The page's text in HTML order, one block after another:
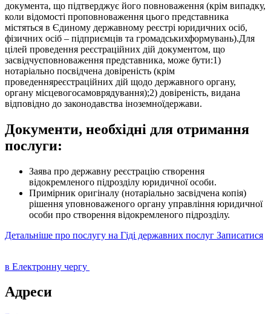
документа, що підтверджує його повноваження (крім випадку,
коли відомості проповноваження цього представника
містяться в Єдиному державному реєстрі юридичних осіб,
фізичних осіб – підприємців та громадськихформувань).Для
цілей проведення реєстраційних дій документом, що
засвідчуєповноваження представника, може бути:1)
нотаріально посвідчена довіреність (крім
проведенняреєстраційних дій щодо державного органу,
органу місцевогосамоврядування);2) довіреність, видана
відповідно до законодавства іноземноїдержави.
Документи, необхідні для отримання
послуги:
Заява про державну реєстрацію створення
відокремленого підрозділу юридичної особи.
Примірник оригіналу (нотаріально засвідчена копія)
рішення уповноваженого органу управління юридичної
особи про створення відокремленого підрозділу.
Детальніше про послугу на Гіді державних послуг Записатися
в Електронну чергу
Адреси